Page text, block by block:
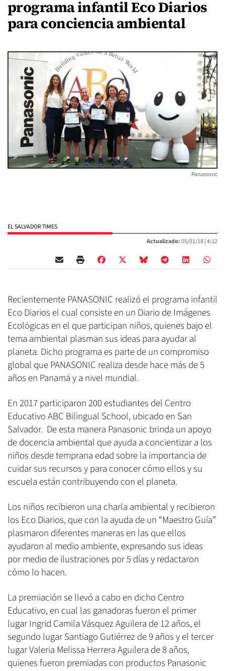
programa infantil Eco Diarios
para conciencia ambiental
Panasonic
EL SALVADOR TIMES
Actualizado:05/01/18 |4:12
Recientemente PANASONIC realizó el programa infantil
Eco Diarios el cual consiste en un Diario de Imágenes
Ecológicas en el que participan niños, quienes bajo el
tema ambiental plasman sus ideas para ayudar al
planeta. Dicho programa es parte de un compromiso
global que PANASONIC realiza desde hace más de 5
años en Panamá y a nivel mundial.
En 2017 participaron 200 estudiantes del Centro
Educativo ABC Bilingual School, ubicado en San
Salvador. De esta manera Panasonic brinda un apoyo
de docencia ambiental que ayuda a concientizar a los
niños desde temprana edad sobre la importancia de
cuidar sus recursos y para conocer cómo ellos y su
escuela están contribuyendo con el planeta.
Los niños recibieron una charla ambiental y recibieron
los Eco Diarios, que con la ayuda de un “Maestro Guía”
plasmaron diferentes maneras en las que ellos
ayudaron al medio ambiente, expresando sus ideas
por medio de ilustraciones por 5 días y redactaron
cómo lo hacen.
La premiación se llevó a cabo en dicho Centro
Educativo, en cual las ganadoras fueron el primer
lugar Ingrid Camila Vásquez Aguilera de 12 años, el
segundo lugar Santiago Gutiérrez de 9 años y el tercer
lugar Valeria Melissa Herrera Aguilera de 8 años,
quienes fueron premiadas con productos Panasonic